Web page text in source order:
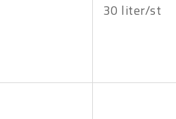
30 liter/st